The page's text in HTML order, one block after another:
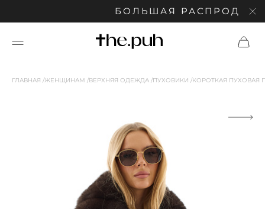
БОЛЬШАЯ РАСПРОДАЖА:
ГЛАВНАЯ ЖЕНЩИНАМ ВЕРХНЯЯ ОДЕЖДА ПУХОВИКИ КОРОТКАЯ ПУХОВАЯ